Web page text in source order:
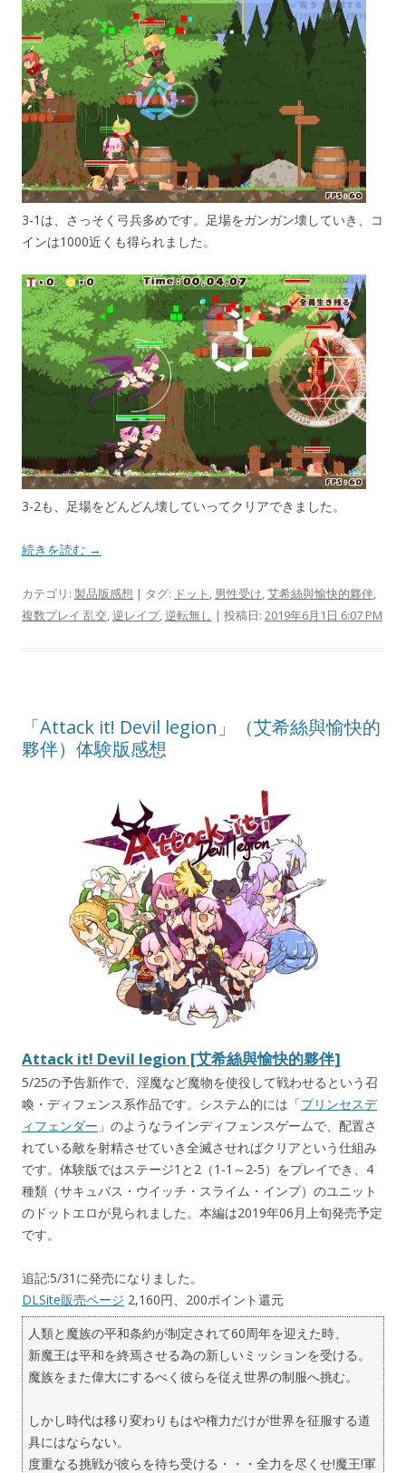
3-1は、さっそく弓兵多めです。足場をガンガン壊していき、コ
インは1000近くも得られました。
3-2も、足場をどんどん壊していってクリアできました。
続きを読む →
カテゴリ: 製品版感想 | タグ: ドット 男性受け 艾希絲與愉快的夥伴
複数プレイ 乱交 逆レイプ, 逆転無し | 投稿日: 2019年6月1日 6:07 PM
「Attack it! Devil legion」（艾希絲與愉快的
夥伴）体験版感想
Attack it! Devil legion [艾希絲與愉快的夥伴]
5/25の予告新作で、淫魔など魔物を使役して戦わせるという召
喚・ディフェンス系作品です。システム的には「プリンセスデ
ィフェンダー 」のようなラインディフェンスゲームで、配置さ
れている敵を射精させていき全滅させればクリアという仕組み
です。体験版ではステージ1と2（1-1～2-5）をプレイでき、4
種類（サキュバス・ウイッチ・スライム・インプ）のユニット
のドットエロが見られました。本編は2019年06月上旬発売予定
です。
追記:5/31に発売になりました。
DLSite販売ページ 2,160円、200ポイント還元
人類と魔族の平和条約が制定されて60周年を迎えた時、
新魔王は平和を終焉させる為の新しいミッションを受ける。
魔族をまた偉大にするべく彼らを従え世界の制服へ挑む。
しかし時代は移り変わりもはや権力だけが世界を征服する道
具にはならない。
度重なる挑戦が彼らを待ち受ける・・・全力を尽くせ!魔王!軍